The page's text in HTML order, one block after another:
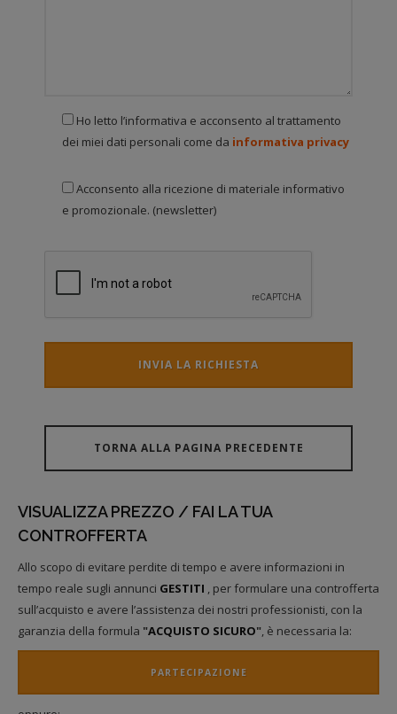
Ho letto l’informativa e acconsento al trattamento
dei miei dati personali come da informativa privacy
Acconsento alla ricezione di materiale informativo
e promozionale. (newsletter)
INVIA LA RICHIESTA
TORNA ALLA PAGINA PRECEDENTE
VISUALIZZA PREZZO / FAI LA TUA
CONTROFFERTA
Allo scopo di evitare perdite di tempo e avere informazioni in
tempo reale sugli annunci GESTITI , per formulare una controfferta
sull’acquisto e avere l’assistenza dei nostri professionisti, con la
garanzia della formula "ACQUISTO SICURO", è necessaria la:
PARTECIPAZIONE